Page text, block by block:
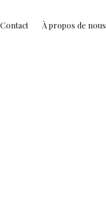
Contact À propos de nous